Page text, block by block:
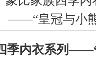
季内衣系列